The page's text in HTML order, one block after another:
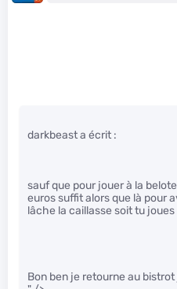
darkbeast a écrit :
sauf que pour jouer à la
euros suffit alors que là pour
lâche la caillasse soit tu
Bon ben je retourne au